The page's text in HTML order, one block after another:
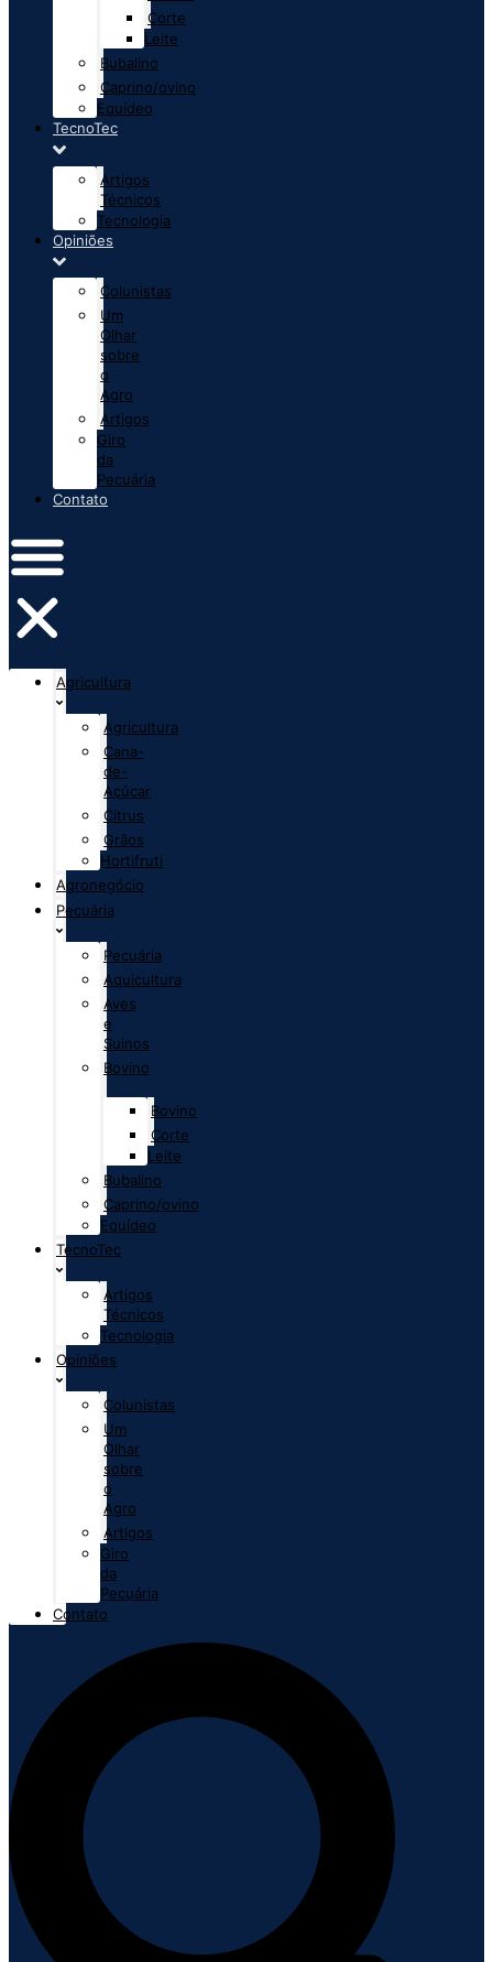
Corte
Leite
Bubalino
Caprino/ovino
Equídeo
TecnoTec
Artigos
Técnicos
Tecnologia
Opiniões
Colunistas
Um
Olhar
sobre
o
Agro
Artigos
Giro
da
Pecuária
Contato
Agricultura
Agricultura
Cana-
de-
Açúcar
Citrus
Grãos
Hortifruti
Agronegócio
Pecuária
Pecuária
Aquicultura
Aves
e
Suinos
Bovino
Bovino
Corte
Leite
Bubalino
Caprino/ovino
Equídeo
TecnoTec
Artigos
Técnicos
Tecnologia
Opiniões
Colunistas
Um
Olhar
sobre
o
Agro
Artigos
Giro
da
Pecuária
Contato